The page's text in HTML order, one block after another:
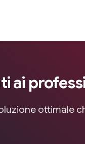
ai
ottimale